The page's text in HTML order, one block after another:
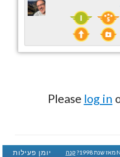
Please log in
יומן פעילות
קנה